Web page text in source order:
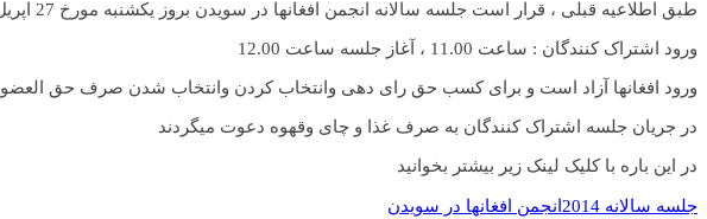
طبق اطلاعیه قبلی ، قرار است جلسه سالانه انجمن افغانها در سویدن بروز یکشنبه مورخ 27 اپریل در سالون آب اف استاکهولم تدویر یابد ودر این جلسه رئیس واعضای رهبری انجمن برای یکسال انتخاب میگردد
ورود اشتراک کنندگان : ساعت 11.00 ، آغاز جلسه ساعت 12.00
ورود افغانها آزاد است و برای کسب حق رای دهی وانتخاب کردن وانتخاب شدن صرف حق
در جریان جلسه اشتراک کنندگان به صرف غذا و چای وقهوه دعوت میگردند
در این باره با کلیک لینک زیر بیشتر بخوانید
جلسه سالانه 2014انجمن افغانها در سویدن